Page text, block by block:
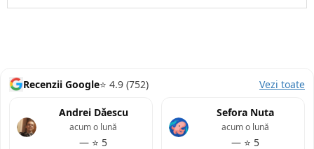
Recenzii Google⭐ 4.9 (752) Vezi toate
Andrei Dăescu
— ⭐ 5
acum o lună
Sefora Nuta
— ⭐ 5
acum o lună